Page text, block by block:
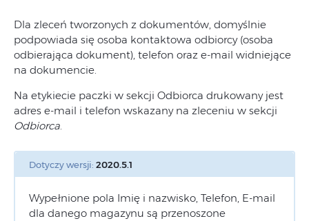
Dla zleceń tworzonych z dokumentów, domyślnie
podpowiada się osoba kontaktowa odbiorcy (osoba
odbierająca dokument), telefon oraz e-mail widniejące
na dokumencie.
Na etykiecie paczki w sekcji Odbiorca drukowany jest
adres e-mail i telefon wskazany na zleceniu w sekcji
Odbiorca.
Dotyczy wersji: 2020.5.1
Wypełnione pola Imię i nazwisko, Telefon, E-mail
dla danego magazynu są przenoszone